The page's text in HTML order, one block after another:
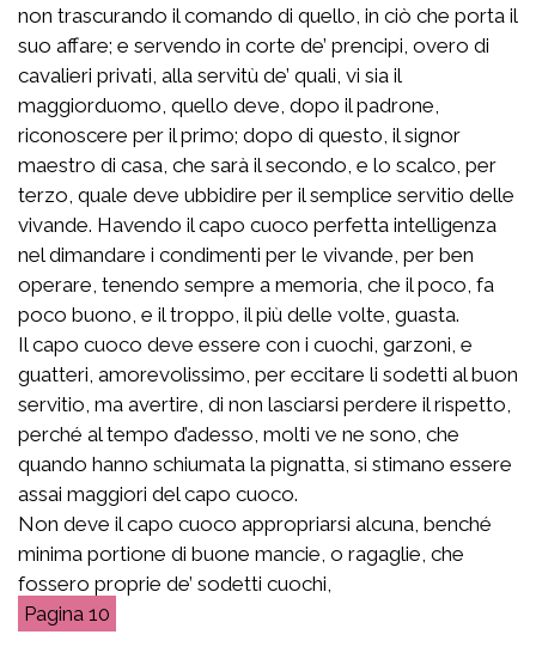
non trascurando il comando di quello, in ciò che porta il
suo affare; e servendo in corte de’ prencipi, overo di
cavalieri privati, alla servitù de’ quali, vi sia il
maggiorduomo, quello deve, dopo il padrone,
riconoscere per il primo; dopo di questo, il signor
maestro di casa, che sarà il secondo, e lo scalco, per
terzo, quale deve ubbidire per il semplice servitio delle
vivande. Havendo il capo cuoco perfetta intelligenza
nel dimandare i condimenti per le vivande, per ben
operare, tenendo sempre a memoria, che il poco, fa
poco buono, e il troppo, il più delle volte, guasta.
Il capo cuoco deve essere con i cuochi, garzoni, e
guatteri, amorevolissimo, per eccitare li sodetti al buon
servitio, ma avertire, di non lasciarsi perdere il rispetto,
perché al tempo d’adesso, molti ve ne sono, che
quando hanno schiumata la pignatta, si stimano essere
assai maggiori del capo cuoco.
Non deve il capo cuoco appropriarsi alcuna, benché
minima portione di buone mancie, o ragaglie, che
fossero proprie de’ sodetti cuochi,
10